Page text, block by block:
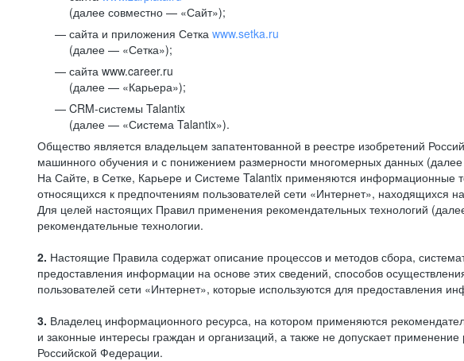
(далее совместно — «Сайт»);
сайта и приложения Сетка www.setka.ru
(далее — «Сетка»);
сайта www.career.ru
(далее — «Карьера»);
CRM-системы Talantix
(далее — «Система Talantix»).
Общество является владельцем запатентованной в реестре изобретений
машинного обучения и с понижением размерности многомерных данных
На Сайте, в Сетке, Карьере и Системе Talantix применяются информационные
относящихся к предпочтениям пользователей сети «Интернет», находящихся
Для целей настоящих Правил применения рекомендательных технологий
рекомендательные технологии.
2. Настоящие Правила содержат описание процессов и методов сбора,
предоставления информации на основе этих сведений, способов
пользователей сети «Интернет», которые используются для предоставления
3. Владелец информационного ресурса, на котором применяются
и законные интересы граждан и организаций, а также не допускает
Российской Федерации.